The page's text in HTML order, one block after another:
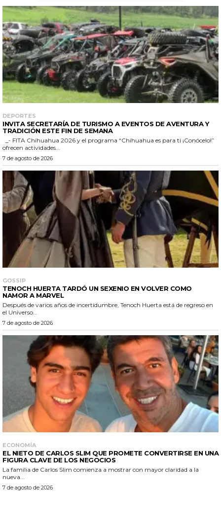
DEPORTES
INVITA SECRETARÍA DE TURISMO A EVENTOS DE AVENTURA Y
TRADICIÓN ESTE FIN DE SEMANA
ofrecen actividades...
7 de agosto de 2026
GOSSIP
TENOCH HUERTA TARDÓ UN SEXENIO EN VOLVER COMO
NAMOR A MARVEL
Después de varios años de incertidumbre, Tenoch Huerta está de regreso en
el Universo...
7 de agosto de 2026
ECONOMÍA
EL NIETO DE CARLOS SLIM QUE PROMETE CONVERTIRSE EN UNA
FIGURA CLAVE DE LOS NEGOCIOS
La familia de Carlos Slim comienza a mostrar con mayor claridad a la
nueva...
7 de agosto de 2026